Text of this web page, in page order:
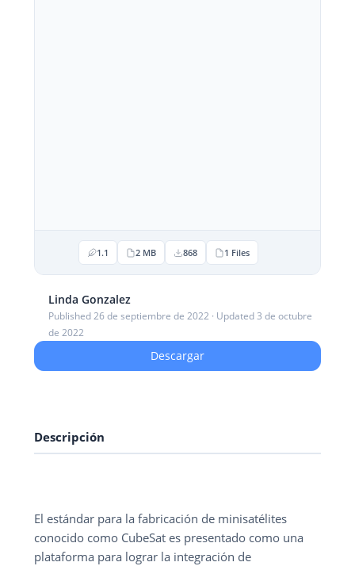
1.1 2 MB 868 1 Files
Linda Gonzalez
Published 26 de septiembre de 2022 · Updated 3 de octubre
de 2022
Descargar
Descripción
El estándar para la fabricación de minisatélites
conocido como CubeSat es presentado como una
plataforma para lograr la integración de